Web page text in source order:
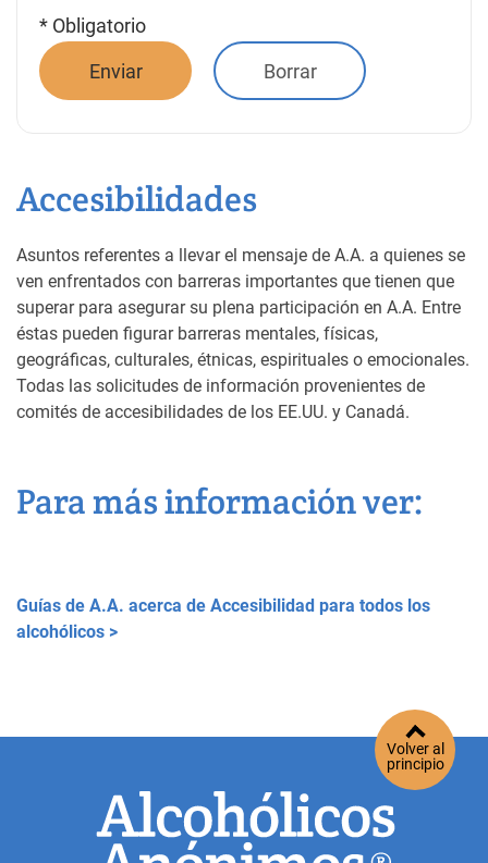
* Obligatorio
Accesibilidades
Asuntos referentes a llevar el mensaje de A.A. a quienes se
ven enfrentados con barreras importantes que tienen que
superar para asegurar su plena participación en A.A. Entre
éstas pueden figurar barreras mentales, físicas,
geográficas, culturales, étnicas, espirituales o emocionales.
Todas las solicitudes de información provenientes de
comités de accesibilidades de los EE.UU. y Canadá.
Para más información ver:
Guías de A.A. acerca de Accesibilidad para todos los
alcohólicos >
Volver al
principio